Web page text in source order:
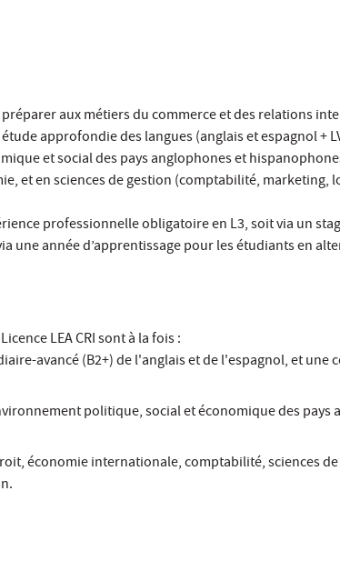
préparer aux métiers du commerce et des relations
approfondie des langues (anglais et espagnol +
et social des pays anglophones et
et en sciences de gestion (comptabilité, marketing,
professionnelle obligatoire en L3, soit via un
une année d’apprentissage pour les étudiants en
LEA CRI sont à la fois :
avancé (B2+) de l'anglais et de l'espagnol, et une
politique, social et économique des pays
économie internationale, comptabilité, sciences